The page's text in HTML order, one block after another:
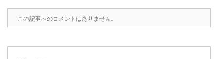
この記事へのコメントはありません。